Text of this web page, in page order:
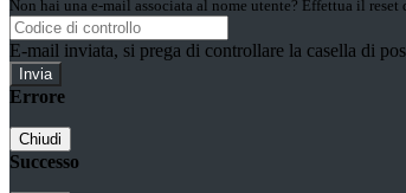
Non hai una e-mail associata al nome utente? Effettua il reset
E-mail inviata, si prega di controllare la casella di
Errore
Chiudi
Successo